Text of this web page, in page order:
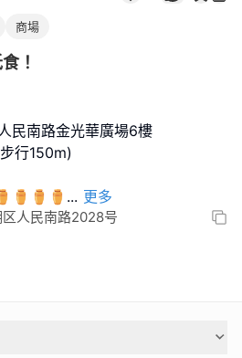
商場
！
民南路金光華廣場6樓
行150m)
... 更多
人民南路2028号